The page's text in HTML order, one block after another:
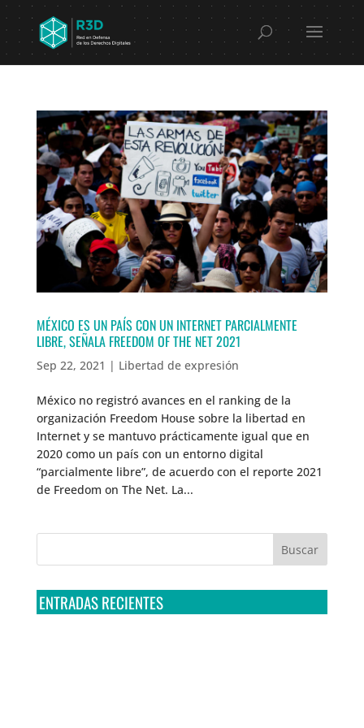
MÉXICO ES UN PAÍS CON UN INTERNET PARCIALMENTE
LIBRE, SEÑALA FREEDOM OF THE NET 2021
Sep 22, 2021 | Libertad de expresión
México no registró avances en el ranking de la
organización Freedom House sobre la libertad en
Internet y se mantuvo prácticamente igual que en
2020 como un país con un entorno digital
“parcialmente libre”, de acuerdo con el reporte 2021
de Freedom on The Net. La...
ENTRADAS RECIENTES